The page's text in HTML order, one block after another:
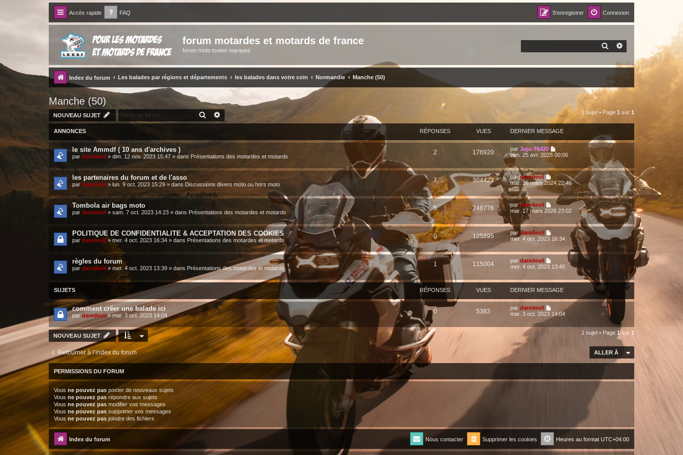
Accès rapide FAQ Connexion
S’enregistrer
forum motardes et motards de france
forum moto toutes marques
RECHERCHER
RECHERCHE
Index du forum Les balades par régions et départements les balades dans votre coin Normandie Manche (50)
Manche (50)
NOUVEAU SUJET RECHERCHER 1 sujet • Page 1 sur 1
ANNONCES RÉPONSES VUES DERNIER MESSAGE
le site Ammdf ( 10 ans d'archives )
par daredevil » dim. 12 nov. 2023 15:47 » dans Présentations des motardes et motards
2 176920 par Juju-76420
ven. 25 avr. 2025 00:06
les partenaires du forum et de l'asso
par daredevil » lun. 9 oct. 2023 15:29 » dans Discussions divers moto ou hors moto
7 304423 pardaredevil
mar. 26 mars 2024 22:46
Tombola air bags moto
par daredevil » sam. 7 oct. 2023 14:23 » dans Présentations des motardes et motards
5 248776 pardaredevil
mar. 17 mars 2026 23:02
POLITIQUE DE CONFIDENTIALITE & ACCEPTATION DES COOKIES
par daredevil»mer. 4 oct. 2023 16:34 » dans Présentations des motardes et motards
0 125895 par daredevil
mer. 4 oct. 2023 16:34
règles du forum
par daredevil » mer. 4 oct. 2023 13:39 » dans Présentations des motardes et motards
1 115004 par daredevil
mer. 4 oct. 2023 13:40
SUJETS RÉPONSES VUES DERNIER MESSAGE
comment créer une balade ici
par daredevil»mar. 3 oct. 2023 14:04
0 5383 par daredevil
mar. 3 oct. 2023 14:04
NOUVEAU SUJET 1 sujet • Page 1sur 1
Retourner à l’index du forum ALLER À
PERMISSIONS DU FORUM
Vous ne pouvez pas poster de nouveaux sujets
Vous ne pouvez pas répondre aux sujets
Vous ne pouvez pas modifier vos messages
Vous ne pouvez pas supprimer vos messages
Vous ne pouvez pas joindre des fichiers
Index du forum Heures au format UTC+04:00
Supprimer les cookies
Nous contacter